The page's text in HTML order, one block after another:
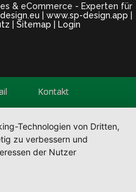
& eCommerce - Experten für
www.sp-design.app
Sitemap Login
Kontakt
Technologien von Dritten,
zu verbessern und
der Nutzer